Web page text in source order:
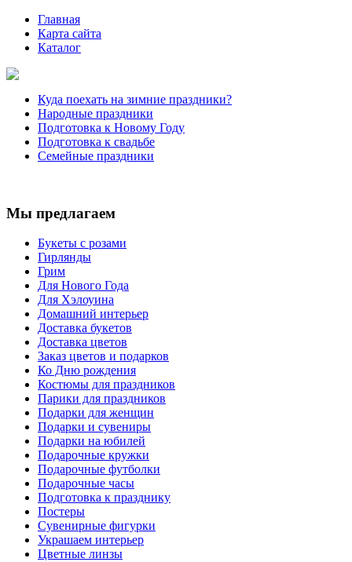
Главная
Карта сайта
Каталог
Куда поехать на зимние праздники?
Народные праздники
Подготовка к Новому Году
Подготовка к свадьбе
Семейные праздники
Мы предлагаем
Букеты с розами
Гирлянды
Грим
Для Нового Года
Для Хэлоуина
Домашний интерьер
Доставка букетов
Доставка цветов
Заказ цветов и подарков
Ко Дню рождения
Костюмы для праздников
Парики для праздников
Подарки для женщин
Подарки и сувениры
Подарки на юбилей
Подарочные кружки
Подарочные футболки
Подарочные часы
Подготовка к празднику
Постеры
Сувенирные фигурки
Украшаем интерьер
Цветные линзы